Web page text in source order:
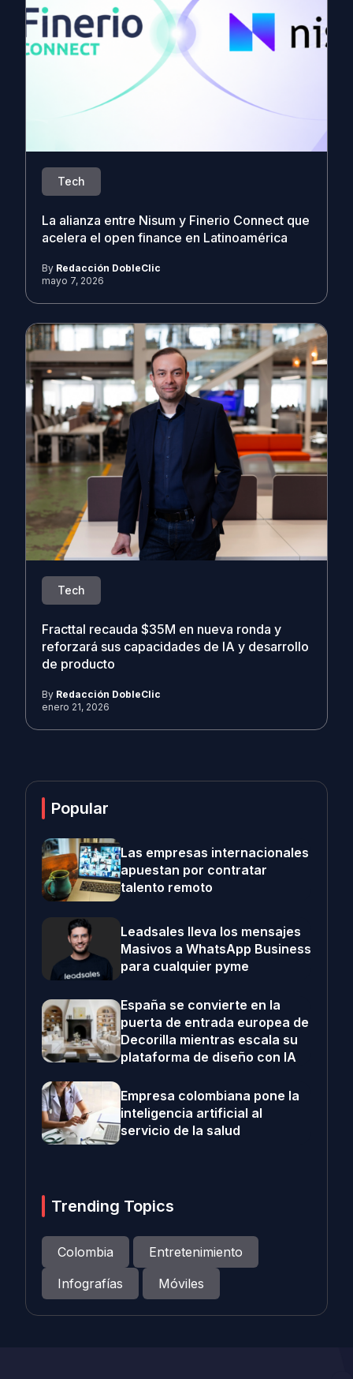
Tech
La alianza entre Nisum y Finerio Connect que
acelera el open finance en Latinoamérica
By Redacción DobleClic
mayo 7, 2026
Tech
Fracttal recauda $35M en nueva ronda y
reforzará sus capacidades de IA y desarrollo
de producto
By Redacción DobleClic
enero 21, 2026
Popular
Las empresas internacionales
apuestan por contratar
talento remoto
Leadsales lleva los mensajes
Masivos a WhatsApp Business
para cualquier pyme
España se convierte en la
puerta de entrada europea de
Decorilla mientras escala su
plataforma de diseño con IA
Empresa colombiana pone la
inteligencia artificial al
servicio de la salud
Trending Topics
Colombia
Entretenimiento
Infografías
Móviles